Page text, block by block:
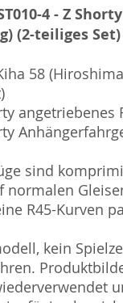
4 - Z
(2-teiliges Set)​​​​​​​
58
angetriebenes
sind
normalen
R45-Kurven
kein